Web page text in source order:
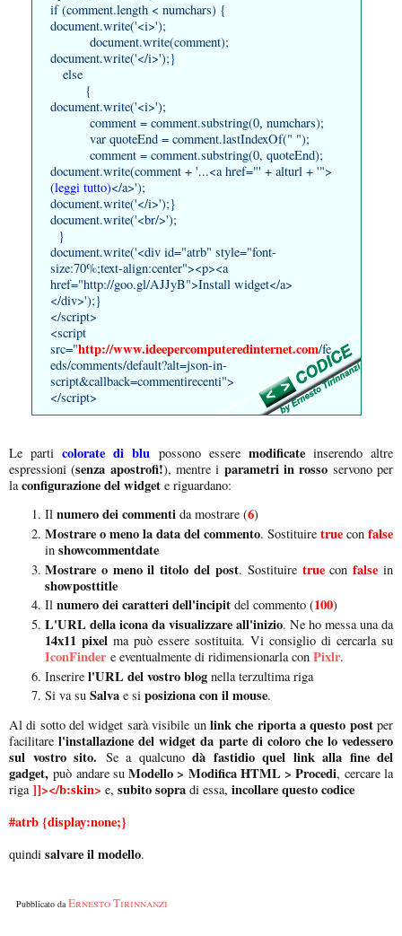
if (comment.length < numchars) {
document.write('<i>');
document.write(comment);
document.write('</i>');}
else
{
document.write('<i>');
comment = comment.substring(0, numchars);
var quoteEnd = comment.lastIndexOf(" ");
comment = comment.substring(0, quoteEnd);
document.write(comment + '...<a href="' + alturl + '">
(leggi tutto)</a>');
document.write('</i>');}
document.write('<br/>');
}
document.write('<div id="atrb" style="font-
size:70%;text-align:center"><p><a
href="http://goo.gl/AJJyB">Install widget</a>
</div>');}
</script>
<script
src="http://www.ideepercomputeredinternet.com/fe
eds/comments/default?alt=json-in-
script&callback=commentirecenti">
</script>
Le particolorate di blu possono essere modificateinserendo altre
espressioni (senza apostrofi!), mentre i parametri in rosso servono per
laconfigurazione del widget e riguardano:
Il numero dei commenti da mostrare (6)
Mostrare o meno la data del commento. Sostituire true con false
in showcommentdate
Mostrare o meno il titolo del post. Sostituire true confalse in
showposttitle
Il numero dei caratteri dell'incipit del commento (100)
L'URL della icona da visualizzare all'inizio. Ne ho messa una da
14x11 pixel ma può essere sostituita. Vi consiglio di cercarla su
IconFinder e eventualmente di ridimensionarla con Pixlr.
Inserire l'URL del vostro blog nella terzultima riga
Si va su Salva e si posiziona con il mouse.
Al di sotto del widget sarà visibile un link che riporta a questo postper
facilitarel'installazione del widget da parte di coloro che lo vedessero
sul vostro sito. Se a qualcuno dà fastidio quel link alla fine del
gadget, può andare suModello > Modifica HTML > Procedi, cercare la
riga]]></b:skin> e, subito sopra di essa, incollare questo codice
#atrb {display:none;}
quindi salvare il modello.
Pubblicato daErnesto Tirinnanzi